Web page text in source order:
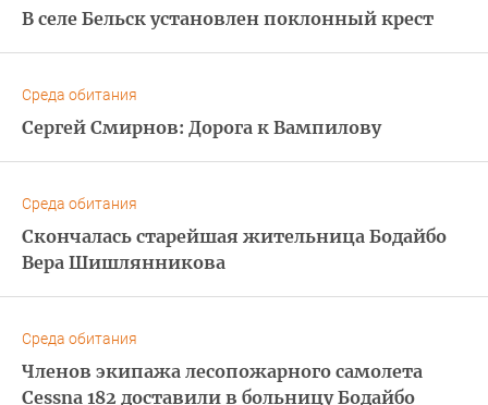
В селе Бельск установлен поклонный крест
Среда обитания
Сергей Смирнов: Дорога к Вампилову
Среда обитания
Скончалась старейшая жительница Бодайбо
Вера Шишлянникова
Среда обитания
Членов экипажа лесопожарного самолета
Cessna 182 доставили в больницу Бодайбо